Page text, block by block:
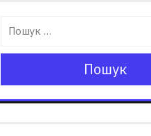
Пошук